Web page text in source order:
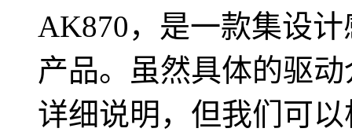
AK870，是一款集设
产品。虽然具体的驱
详细说明，但我们可